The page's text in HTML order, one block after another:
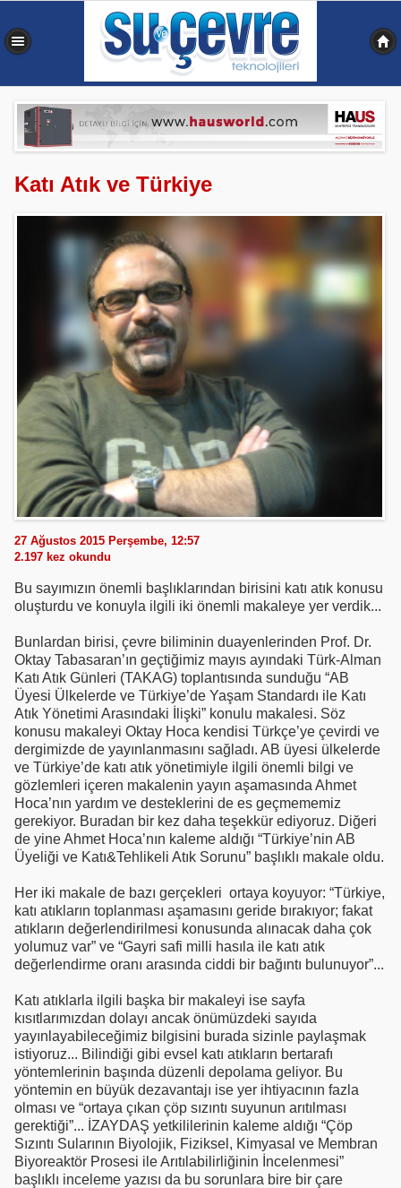
Katı Atık ve Türkiye
27 Ağustos 2015 Perşembe, 12:57
2.197 kez okundu
Bu sayımızın önemli başlıklarından birisini katı atık konusu
oluşturdu ve konuyla ilgili iki önemli makaleye yer verdik...
Bunlardan birisi, çevre biliminin duayenlerinden Prof. Dr.
Oktay Tabasaran’ın geçtiğimiz mayıs ayındaki Türk-Alman
Katı Atık Günleri (TAKAG) toplantısında sunduğu “AB
Üyesi Ülkelerde ve Türkiye’de Yaşam Standardı ile Katı
Atık Yönetimi Arasındaki İlişki” konulu makalesi. Söz
konusu makaleyi Oktay Hoca kendisi Türkçe’ye çevirdi ve
dergimizde de yayınlanmasını sağladı. AB üyesi ülkelerde
ve Türkiye’de katı atık yönetimiyle ilgili önemli bilgi ve
gözlemleri içeren makalenin yayın aşamasında Ahmet
Hoca’nın yardım ve desteklerini de es geçmememiz
gerekiyor. Buradan bir kez daha teşekkür ediyoruz. Diğeri
de yine Ahmet Hoca’nın kaleme aldığı “Türkiye’nin AB
Üyeliği ve Katı&Tehlikeli Atık Sorunu” başlıklı makale oldu.
Her iki makale de bazı gerçekleri ortaya koyuyor: “Türkiye,
katı atıkların toplanması aşamasını geride bırakıyor; fakat
atıkların değerlendirilmesi konusunda alınacak daha çok
yolumuz var” ve “Gayri safi milli hasıla ile katı atık
değerlendirme oranı arasında ciddi bir bağıntı bulunuyor”...
Katı atıklarla ilgili başka bir makaleyi ise sayfa
kısıtlarımızdan dolayı ancak önümüzdeki sayıda
yayınlayabileceğimiz bilgisini burada sizinle paylaşmak
istiyoruz... Bilindiği gibi evsel katı atıkların bertarafı
yöntemlerinin başında düzenli depolama geliyor. Bu
yöntemin en büyük dezavantajı ise yer ihtiyacının fazla
olması ve “ortaya çıkan çöp sızıntı suyunun arıtılması
gerektiği”... İZAYDAŞ yetkililerinin kaleme aldığı “Çöp
Sızıntı Sularının Biyolojik, Fiziksel, Kimyasal ve Membran
Biyoreaktör Prosesi ile Arıtılabilirliğinin İncelenmesi”
başlıklı inceleme yazısı da bu sorunlara bire bir çare
0,336 sn